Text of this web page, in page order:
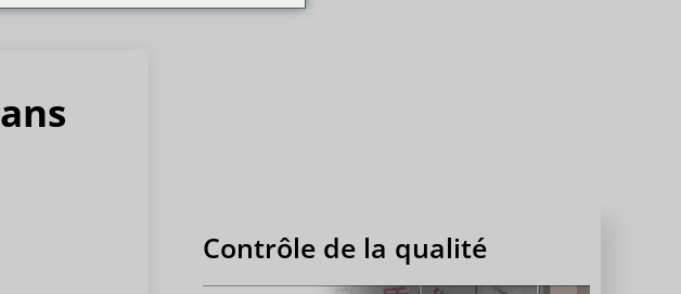
Contrôle de la qualité